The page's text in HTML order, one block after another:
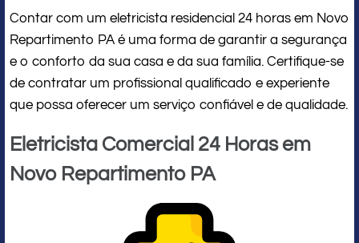
Contar com um eletricista residencial 24 horas em Novo
Repartimento PA é uma forma de garantir a segurança
e o conforto da sua casa e da sua família. Certifique-se
de contratar um profissional qualificado e experiente
que possa oferecer um serviço confiável e de qualidade.
Eletricista Comercial 24 Horas em
Novo Repartimento PA